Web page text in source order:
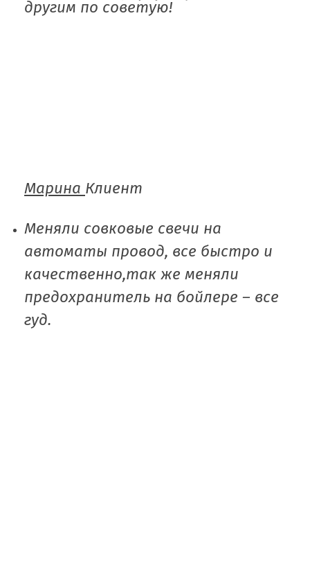
другим по советую!
Марина Клиент
Меняли совковые свечи на
автоматы провод, все быстро и
качественно,так же меняли
предохранитель на бойлере – все
гуд.